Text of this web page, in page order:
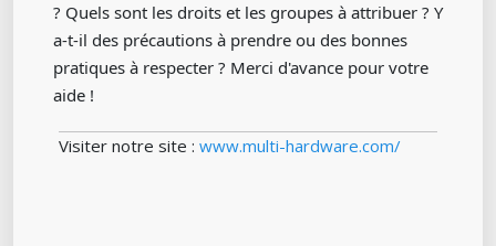
? Quels sont les droits et les groupes à attribuer ? Y
a-t-il des précautions à prendre ou des bonnes
pratiques à respecter ? Merci d'avance pour votre
aide !
Visiter notre site : www.multi-hardware.com/